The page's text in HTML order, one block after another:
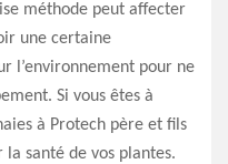
méthode peut affecter
une certaine
l’environnement pour ne
Si vous êtes à
à Protech père et fils
santé de vos plantes.